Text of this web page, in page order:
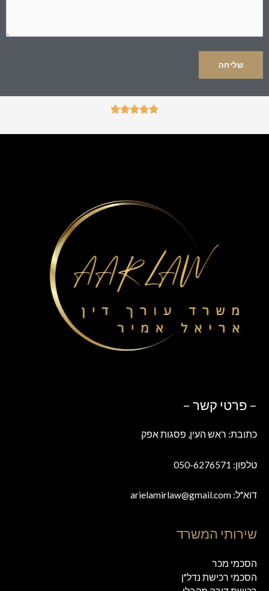





ד
ר
ו
– פרטי קשר –
כתובת: ראש העין, פסגות אפק
טלפון: 050-6276571
דוא"ל: arielamirlaw@gmail.com
שירותי המשרד
הסכמי מכר
הסכמי רכישת נדל"ן